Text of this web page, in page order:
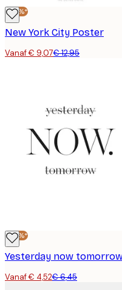
-30%*
New York City Poster
Vanaf € 9,07€ 12,95
-30%*
Vanaf € 4,52€ 6,45